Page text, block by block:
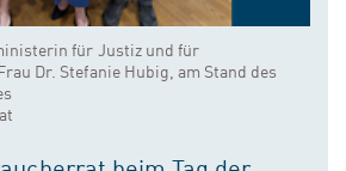
für Justiz und für
Dr. Stefanie Hubig, am Stand des